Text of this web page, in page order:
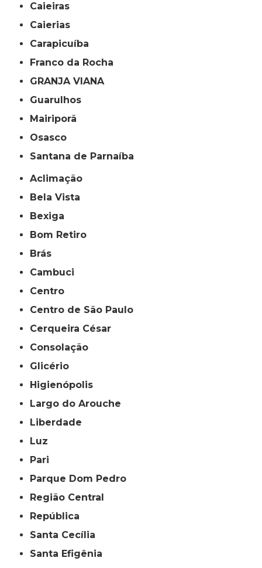
Caieiras
Caierias
Carapicuíba
Franco da Rocha
GRANJA VIANA
Guarulhos
Mairiporã
Osasco
Santana de Parnaíba
Aclimação
Bela Vista
Bexiga
Bom Retiro
Brás
Cambuci
Centro
Centro de São Paulo
Cerqueira César
Consolação
Glicério
Higienópolis
Largo do Arouche
Liberdade
Luz
Pari
Parque Dom Pedro
Região Central
República
Santa Cecília
Santa Efigênia